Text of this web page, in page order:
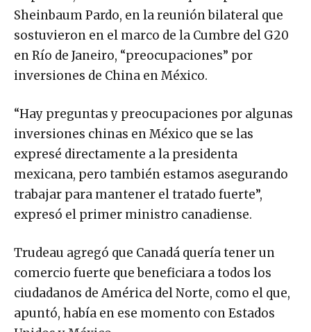
Sheinbaum Pardo, en la reunión bilateral que
sostuvieron en el marco de la Cumbre del G20
en Río de Janeiro, “preocupaciones” por
inversiones de China en México.
“Hay preguntas y preocupaciones por algunas
inversiones chinas en México que se las
expresé directamente a la presidenta
mexicana, pero también estamos asegurando
trabajar para mantener el tratado fuerte”,
expresó el primer ministro canadiense.
Trudeau agregó que Canadá quería tener un
comercio fuerte que beneficiara a todos los
ciudadanos de América del Norte, como el que,
apuntó, había en ese momento con Estados